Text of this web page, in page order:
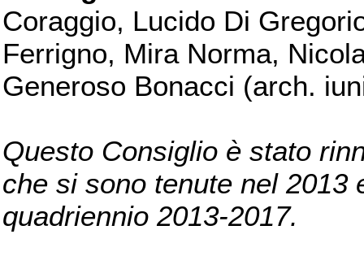
Coraggio, Lucido Di
Ferrigno, Mira Norma,
Generoso Bonacci (arch.
Questo Consiglio è stato
che si sono tenute nel 2013
quadriennio 2013-2017.